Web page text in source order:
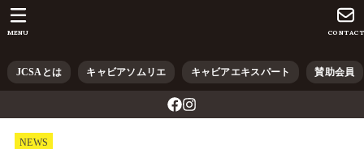
JCSAとは キャビアソムリエ キャビアエキスパート 賛助会員
CONTACT
MENU
NEWS